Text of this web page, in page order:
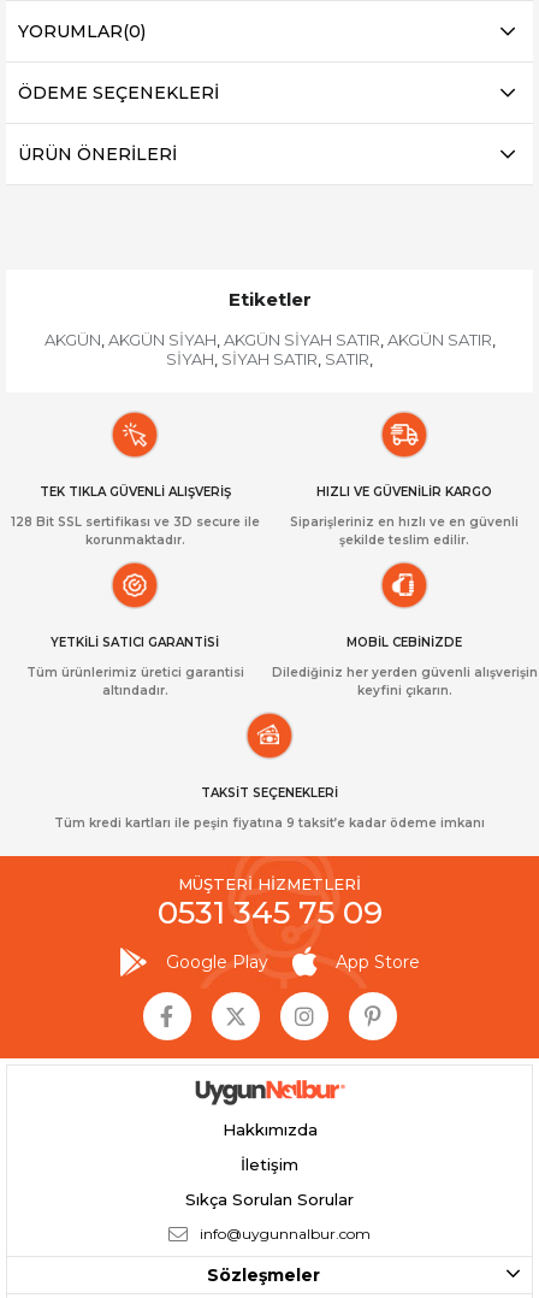
YORUMLAR(0)
ÖDEME SEÇENEKLERI
ÜRÜN ÖNERILERI
Etiketler
AKGÜN AKGÜN SİYAH AKGÜN SİYAH SATIR AKGÜN SATIR
SİYAH SİYAH SATIR SATIR
TEK TIKLA GÜVENLİ ALIŞVERİŞ
128 Bit SSL sertifikası ve 3D secure ile
korunmaktadır.
HIZLI VE GÜVENİLİR KARGO
Siparişleriniz en hızlı ve en güvenli
şekilde teslim edilir.
YETKİLİ SATICI GARANTİSİ
Tüm ürünlerimiz üretici garantisi
altındadır.
MOBİL CEBİNİZDE
Dilediğiniz her yerden güvenli alışverişin
keyfini çıkarın.
TAKSİT SEÇENEKLERİ
Tüm kredi kartları ile peşin fiyatına 9 taksit’e kadar ödeme imkanı
MÜŞTERİ HİZMETLERİ
0531 345 75 09
Google Play App Store
Hakkımızda
İletişim
Sıkça Sorulan Sorular
info@uygunnalbur.com
Sözleşmeler